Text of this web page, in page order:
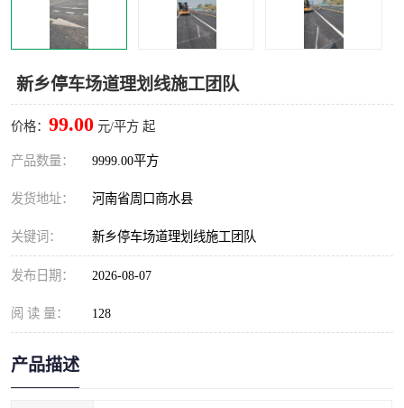
新乡停车场道理划线施工团队
价格： 99.00 元/平方 起
产品数量： 9999.00平方
发货地址： 河南省周口商水县
关键词： 新乡停车场道理划线施工团队
发布日期： 2026-08-07
阅 读 量： 128
产品描述